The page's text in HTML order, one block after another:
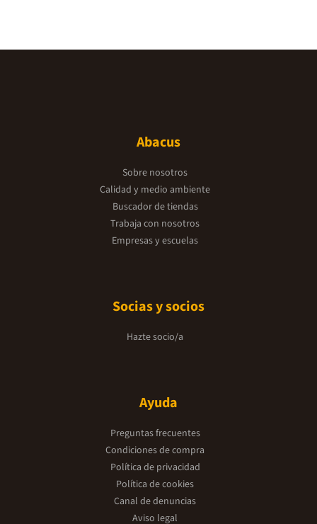
Abacus
Sobre nosotros
Calidad y medio ambiente
Buscador de tiendas
Trabaja con nosotros
Empresas y escuelas
Socias y socios
Hazte socio/a
Ayuda
Preguntas frecuentes
Condiciones de compra
Política de privacidad
Política de cookies
Canal de denuncias
Aviso legal